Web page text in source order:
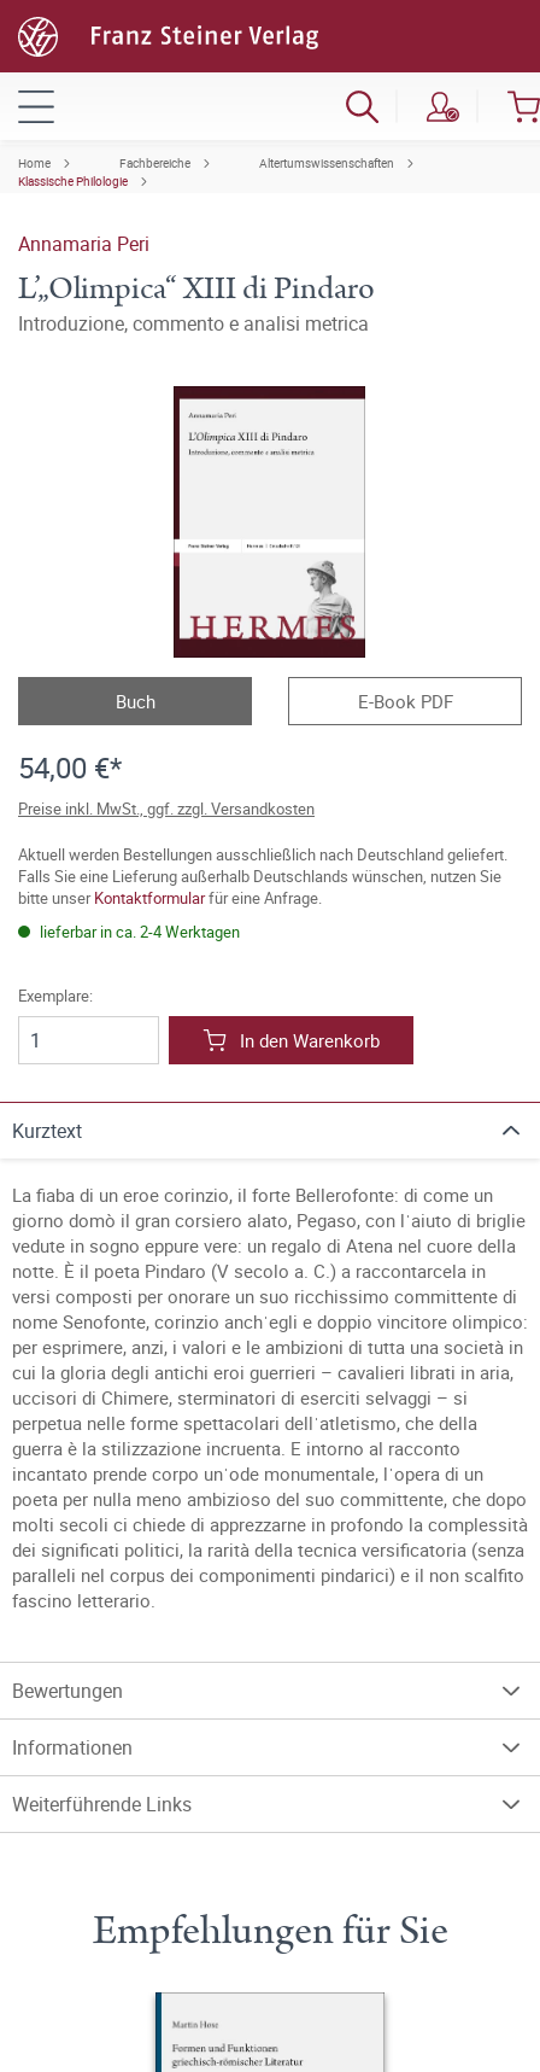
Home Fachbereiche
Altertumswissenschaften
Klassische Philologie
Annamaria Peri
L’„Olimpica“ XIII di Pindaro
Introduzione, commento e analisi metrica
Buch E-Book PDF
54,00 €*
Preise inkl. MwSt., ggf. zzgl. Versandkosten
Aktuell werden Bestellungen ausschließlich nach Deutschland geliefert.
Falls Sie eine Lieferung außerhalb Deutschlands wünschen, nutzen Sie
bitte unserKontaktformularfür eine Anfrage.
lieferbar in ca. 2-4 Werktagen
Exemplare:
In den Warenkorb
Kurztext
La fiaba di un eroe corinzio, il forte Bellerofonte: di come un
giorno domò il gran corsiero alato, Pegaso, con lˈaiuto di briglie
vedute in sogno eppure vere: un regalo di Atena nel cuore della
notte. È il poeta Pindaro (V secolo a. C.) a raccontarcela in
versi composti per onorare un suo ricchissimo committente di
nome Senofonte, corinzio anchˈegli e doppio vincitore olimpico:
per esprimere, anzi, i valori e le ambizioni di tutta una società in
cui la gloria degli antichi eroi guerrieri – cavalieri librati in aria,
uccisori di Chimere, sterminatori di eserciti selvaggi – si
perpetua nelle forme spettacolari dellˈatletismo, che della
guerra è la stilizzazione incruenta. E intorno al racconto
incantato prende corpo unˈode monumentale, lˈopera di un
poeta per nulla meno ambizioso del suo committente, che dopo
molti secoli ci chiede di apprezzarne in profondo la complessità
dei significati politici, la rarità della tecnica versificatoria (senza
paralleli nel corpus dei componimenti pindarici) e il non scalfito
fascino letterario.
Bewertungen
Informationen
Weiterführende Links
Empfehlungen für Sie